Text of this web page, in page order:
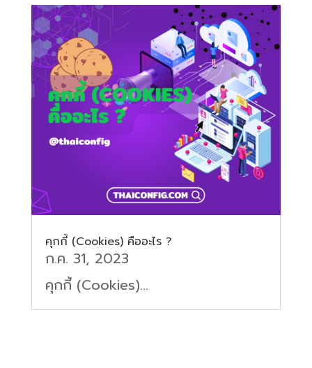
คุกกี้ (Cookies) คืออะไร ?
ก.ค. 31, 2023
คุกกี้ (Cookies)...